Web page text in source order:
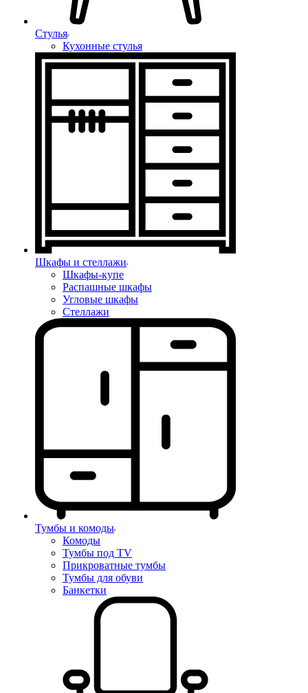
Стулья
Кухонные стулья
Шкафы и стеллажи
Шкафы-купе
Распашные шкафы
Угловые шкафы
Стеллажи
Тумбы и комоды
Комоды
Тумбы под TV
Прикроватные тумбы
Тумбы для обуви
Банкетки